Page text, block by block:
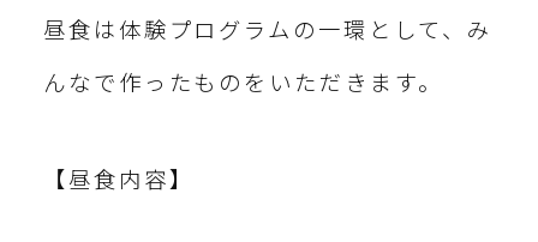
昼食は体験プログラムの一環として、み
んなで作ったものをいただきます。
【昼食内容】